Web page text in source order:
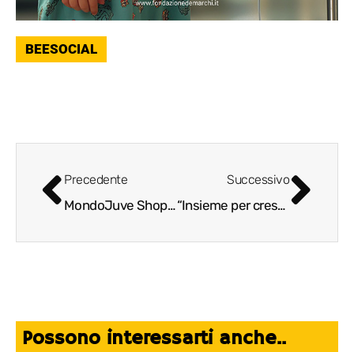
BEESOCIAL
Precedente
MondoJuve Shopping Center: il più grande e innovativo centro commerciale del Piemonte
Successivo
“Insieme per crescere”, per uno sviluppo immobiliare sostenibile aree Carugate e Cernusco – ampliamento Carosello
Possono interessarti anche..